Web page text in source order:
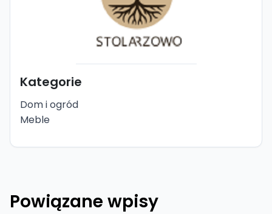
Kategorie
Dom i ogród
Meble
Powiązane wpisy